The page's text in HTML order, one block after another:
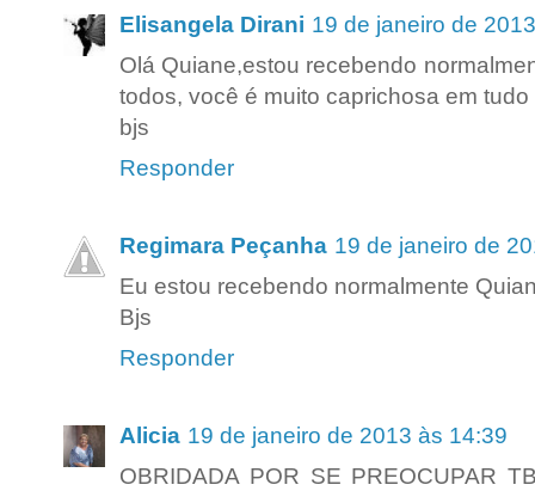
Elisangela Dirani 19 de janeiro de
Olá Quiane,estou recebendo
todos, você é muito caprichosa em
bjs
Responder
Regimara Peçanha 19 de janeiro de
Eu estou recebendo normalmente
Bjs
Responder
Alicia 19 de janeiro de 2013 às 14:39
OBRIDADA POR SE PREOCUPAR